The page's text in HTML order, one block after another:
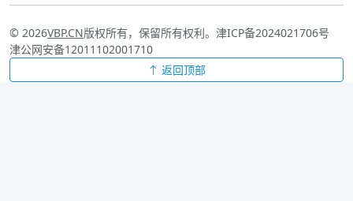
© 2026VBP.CN版权所有，保留所有权利。 津ICP备2024021706号
津公网安备12011102001710
返回顶部